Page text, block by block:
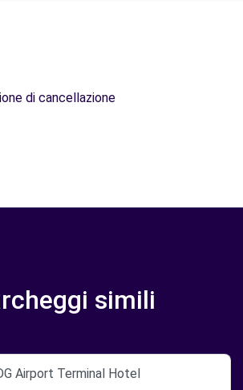
di cancellazione
simili
Airport Terminal Hotel